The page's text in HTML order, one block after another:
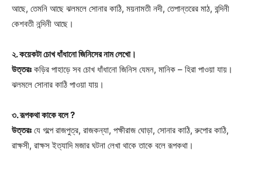
আছে, তেমনি আছে ঝলমলে সোনার কাঠি, ময়নামতী নদী, তেপান্তরের মাঠ, বন্দিনী
কেশবতী নন্দিনী আছে।
২. কয়েকটা চোখ ধাঁধানো জিনিসের নাম লেখো।
উত্তরঃ কড়ির পাহাড়ে সব চোখ ধাঁধানো জিনিস যেমন, মানিক – হিরা পাওয়া যায়।
ঝলমলে সোনার কাঠি পাওয়া যায়।
৩. রূপকথা কাকে বলে ?
উত্তরঃ যে গল্পে রাজপুত্র, রাজকন্যা, পক্ষীরাজ ঘোড়া, সোনার কাঠি, রুপোর কাঠি,
রাক্ষসী, রাক্ষস ইত্যাদি মজার ঘটনা লেখা থাকে তাকে বলে রূপকথা।